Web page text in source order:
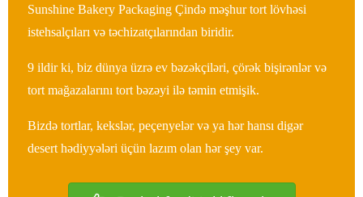
Sunshine Bakery Packaging Çində məşhur tort lövhəsi
istehsalçıları və təchizatçılarından biridir.
9 ildir ki, biz dünya üzrə ev bəzəkçiləri, çörək bişirənlər və
tort mağazalarını tort bəzəyi ilə təmin etmişik.
Bizdə tortlar, kekslər, peçenyelər və ya hər hansı digər
desert hədiyyələri üçün lazım olan hər şey var.